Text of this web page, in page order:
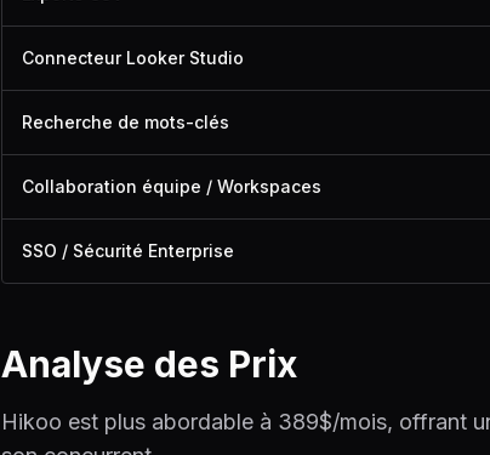
Connecteur Looker Studio
Recherche de mots-clés
Collaboration équipe / Workspaces
SSO / Sécurité Enterprise
Analyse des Prix
Hikoo est plus abordable à 389$/mois, offrant